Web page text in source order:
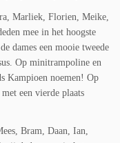
Marliek, Florien, Meike,
mee in het hoogste
dames een mooie tweede
Op minitrampoline en
Kampioen noemen! Op
een vierde plaats
Bram, Daan, Ian,